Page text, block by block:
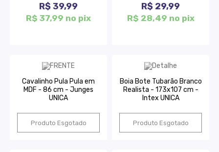
R$ 39,99
R$ 37,99 no pix
R$ 29,99
R$ 28,49 no pix
Cavalinho Pula Pula em
MDF - 86 cm - Junges
UNICA
Produto Esgotado
Boia Bote Tubarão Branco
Realista - 173x107 cm -
Intex UNICA
Produto Esgotado